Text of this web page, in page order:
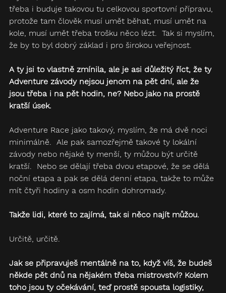
třeba i buduje takovou tu celkovou sportovní přípravu,
protože tam člověk musí umět běhat, musí umět na
kole, musí umět třeba trošku něco lézt.  Tak si myslím,
že by to byl dobrý základ i pro širokou veřejnost.
A ty jsi to vlastně zmínila, ale je asi důležitý říct, že ty
Adventure závody nejsou jenom na pět dní, ale že
jsou třeba i na pět hodin, ne? Nebo jako na prostě
kratší úsek.
Adventure Race jako takový, myslím, že má dvě noci
minimálně.  Ale pak samozřejmě takové ty lokální
závody nebo nějaké ty menší, ty můžou být určitě
kratší.  Nebo se dělají třeba dvou etapové, že se dělá
noční etapa a pak se dělá denní etapa, takže to může
mít čtyři hodiny a osm hodin dohromady.
Takže lidi, které to zajímá, tak si něco najít můžou.
Určitě, určitě.
Jak se připravuješ mentálně na to, když víš, že budeš
někde pět dnů na nějakém třeba mistrovství? Kolem
toho jsou ty očekávání, teď prostě spousta logistiky,